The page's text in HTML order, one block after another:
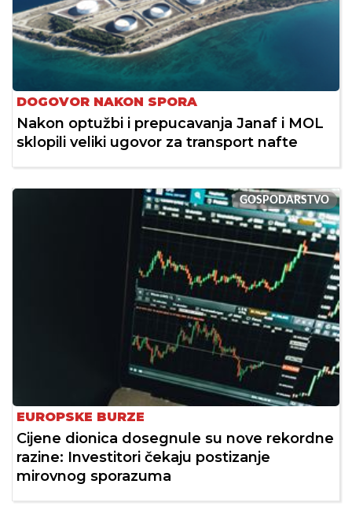
DOGOVOR NAKON SPORA
Nakon optužbi i prepucavanja Janaf i MOL
sklopili veliki ugovor za transport nafte
GOSPODARSTVO
EUROPSKE BURZE
Cijene dionica dosegnule su nove rekordne
razine: Investitori čekaju postizanje
mirovnog sporazuma